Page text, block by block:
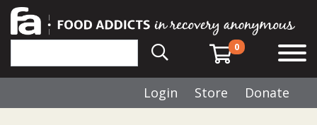
0
Login Store Donate